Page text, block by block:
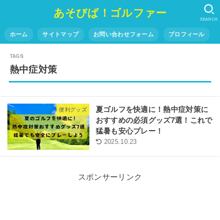
あそびば！ゴルファー
ホーム サイトマップ お問い合わせフォーム プロフィール
SEARCH
熱中症対策
便利グッズ
夏ゴルフを快適に！熱中症対策に
おすすめの必須グッズ7選！これで
猛暑も安心プレー！
2025.10.23
スポンサーリンク